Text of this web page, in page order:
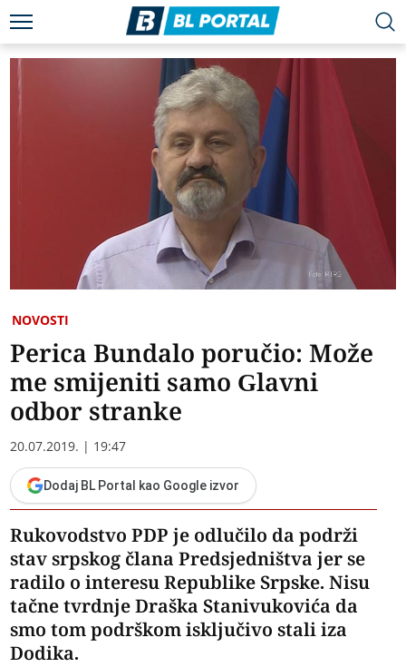
NOVOSTI
Perica Bundalo poručio: Može
me smijeniti samo Glavni
odbor stranke
20.07.2019. | 19:47
Dodaj BL Portal kao Google izvor
Rukovodstvo PDP je odlučilo da podrži
stav srpskog člana Predsjedništva jer se
radilo o interesu Republike Srpske. Nisu
tačne tvrdnje Draška Stanivukovića da
smo tom podrškom isključivo stali iza
Dodika.